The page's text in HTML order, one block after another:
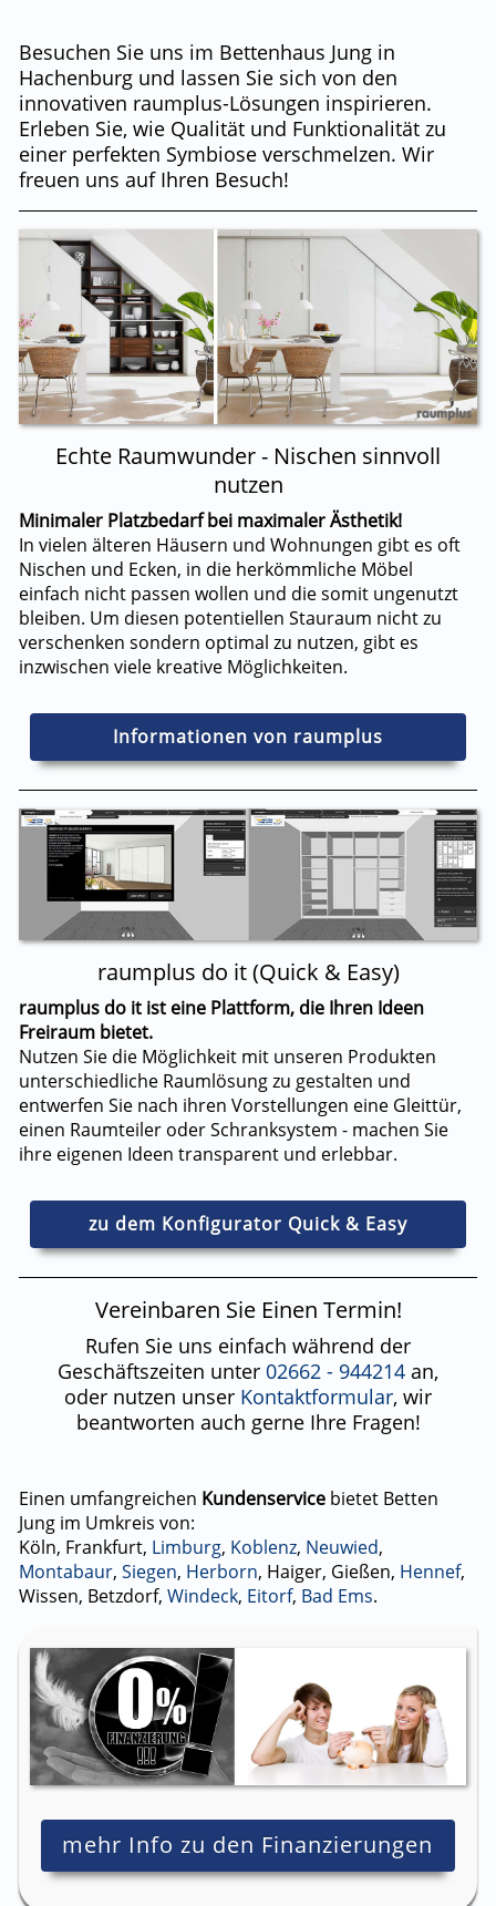
Besuchen Sie uns im Bettenhaus Jung in
Hachenburg und lassen Sie sich von den
innovativen raumplus-Lösungen inspirieren.
Erleben Sie, wie Qualität und Funktionalität zu
einer perfekten Symbiose verschmelzen. Wir
freuen uns auf Ihren Besuch!
Echte Raumwunder - Nischen sinnvoll
nutzen
Minimaler Platzbedarf bei maximaler Ästhetik!
In vielen älteren Häusern und Wohnungen gibt es oft
Nischen und Ecken, in die herkömmliche Möbel
einfach nicht passen wollen und die somit ungenutzt
bleiben. Um diesen potentiellen Stauraum nicht zu
verschenken sondern optimal zu nutzen, gibt es
inzwischen viele kreative Möglichkeiten.
Informationen von raumplus
raumplus do it (Quick & Easy)
raumplus do it ist eine Plattform, die Ihren Ideen
Freiraum bietet.
Nutzen Sie die Möglichkeit mit unseren Produkten
unterschiedliche Raumlösung zu gestalten und
entwerfen Sie nach ihren Vorstellungen eine Gleittür,
einen Raumteiler oder Schranksystem - machen Sie
ihre eigenen Ideen transparent und erlebbar.
zu dem Konfigurator Quick & Easy
Vereinbaren Sie Einen Termin!
Rufen Sie uns einfach während der
Geschäftszeiten unter 02662 - 944214 an,
oder nutzen unser Kontaktformular, wir
beantworten auch gerne Ihre Fragen!
Einen umfangreichen Kundenservice bietet Betten
Jung im Umkreis von:
Köln, Frankfurt, Limburg, Koblenz, Neuwied,
Montabaur, Siegen, Herborn, Haiger, Gießen, Hennef,
Wissen, Betzdorf, Windeck, Eitorf, Bad Ems.
mehr Info zu den Finanzierungen